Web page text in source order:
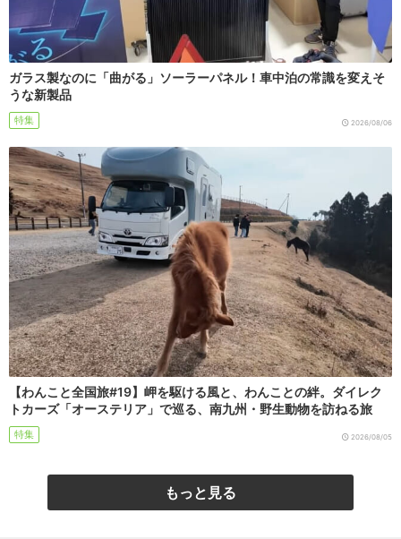
ガラス製なのに「曲がる」ソーラーパネル！車中泊の常識を変えそ
うな新製品
特集 2026/08/06
【わんこと全国旅#19】岬を駆ける風と、わんことの絆。ダイレク
トカーズ「オーステリア」で巡る、南九州・野生動物を訪ねる旅
特集 2026/08/05
もっと見る